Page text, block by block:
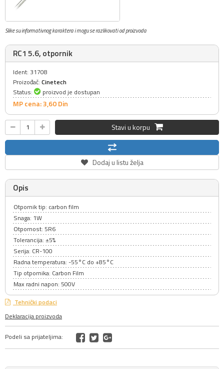
Slike su informativnog karaktera i mogu se razlikovati od proizvoda
RC1 5.6, otpornik
Ident: 31708
Proizođač: Cinetech
Status:
proizvod je dostupan
MP cena: 3,60Din
Stavi u korpu
Dodaj u listu želja
Opis
Otpornik tip: carbon film
Snaga: 1W
Otpornost: 5R6
Tolerancija: ±5%
Serija: CR-100
Radna temperatura: -55°C do +85°C
Tip otpornika: Carbon Film
Max radni napon: 500V
Tehnički podaci
Deklaracija proizvoda
Podeli sa prijateljima: